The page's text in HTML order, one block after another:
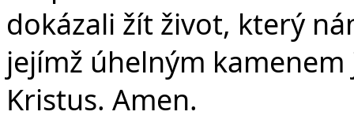
dokázali žít život, který
jejímž úhelným kamenem
Kristus. Amen.